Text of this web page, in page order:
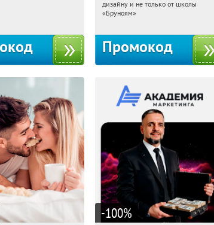
Россия
дизайну и не только от школы
«Бруноям»
Промокод
-100%